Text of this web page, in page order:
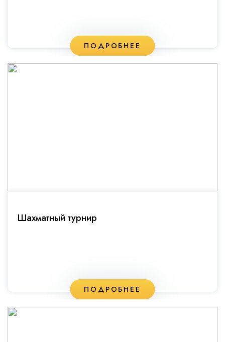
ПОДРОБНЕЕ
Шахматный турнир
ПОДРОБНЕЕ